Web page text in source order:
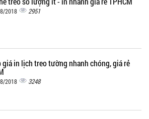
2018 2951
giá in lịch treo tường nhanh chóng, giá rẻ
2018 3248